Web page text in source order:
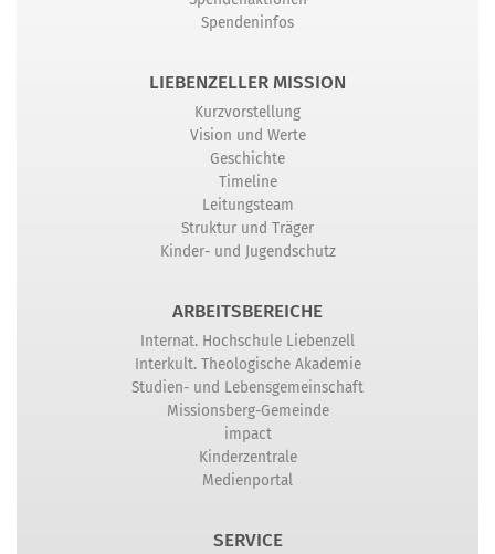
Spendeninfos
LIEBENZELLER MISSION
Kurzvorstellung
Vision und Werte
Geschichte
Timeline
Leitungsteam
Struktur und Träger
Kinder- und Jugendschutz
ARBEITSBEREICHE
Internat. Hochschule Liebenzell
Interkult. Theologische Akademie
Studien- und Lebensgemeinschaft
Missionsberg-Gemeinde
impact
Kinderzentrale
Medienportal
SERVICE